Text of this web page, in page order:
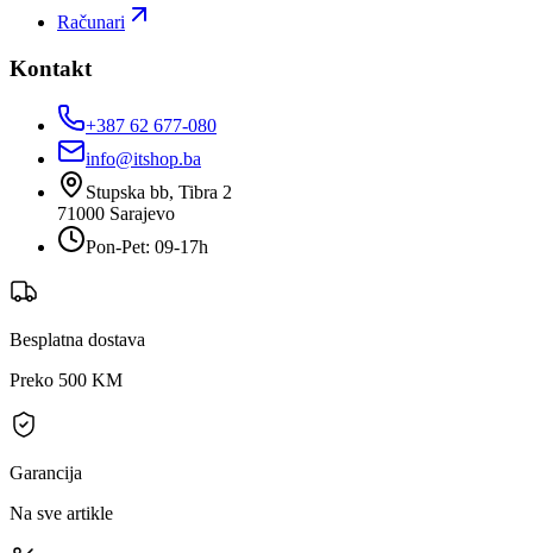
Računari
Kontakt
+387 62 677-080
info@itshop.ba
Stupska bb, Tibra 2
71000 Sarajevo
Pon-Pet: 09-17h
Besplatna dostava
Preko 500 KM
Garancija
Na sve artikle